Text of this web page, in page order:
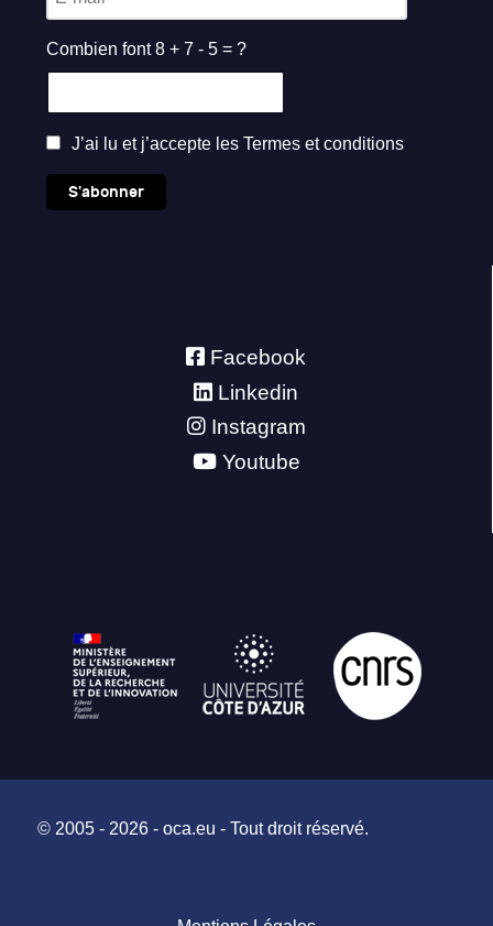
Combien font 8 + 7 - 5 = ?
J’ai lu et j’accepte les Termes et conditions
S'abonner
Facebook
Linkedin
Instagram
Youtube
© 2005 - 2026 - oca.eu - Tout droit réservé.